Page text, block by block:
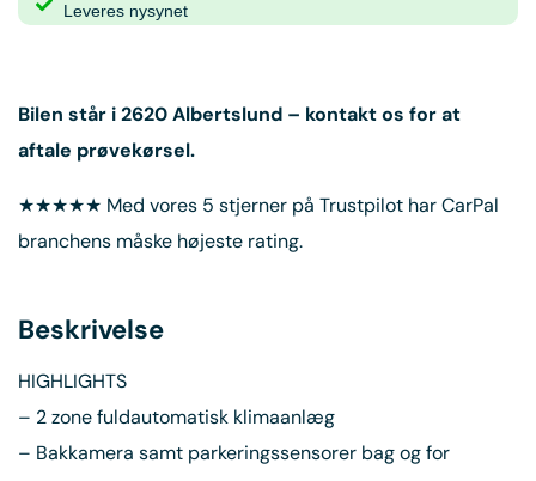
Leveres nysynet
Bilen står i2620 Albertslund – kontakt os for at
aftale prøvekørsel.
★★★★★ Med vores 5 stjerner på Trustpilot har CarPal
branchens måske højeste rating.
Beskrivelse
HIGHLIGHTS
– 2 zone fuldautomatisk klimaanlæg
– Bakkamera samt parkeringssensorer bag og for